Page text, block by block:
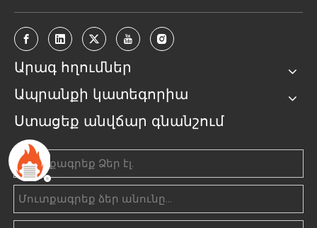
Արագ հղումներ
Ապրանքի կատեգորիա
Ստացեք անվճար գնանշում